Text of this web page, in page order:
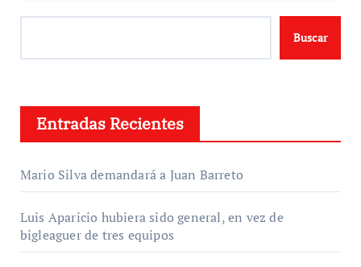
Buscar
Entradas Recientes
Mario Silva demandará a Juan Barreto
Luis Aparicio hubiera sido general, en vez de
bigleaguer de tres equipos